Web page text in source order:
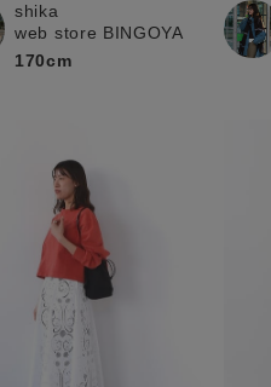
shika
web store BINGOYA
170cm